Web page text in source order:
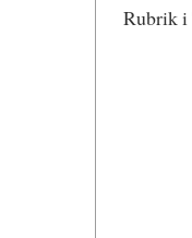
Rubrik i